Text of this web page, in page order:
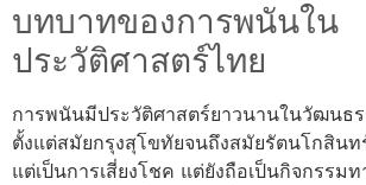
บทบาทของการพนันใน
ประวัติศาสตร์ไทย
การพนันมีประวัติศาสตร์ยาวนานในวัฒนธร
ตั้งแต่สมัยกรุงสุโขทัยจนถึงสมัยรัตนโกสินท
แต่เป็นการเสี่ยงโชค แต่ยังถือเป็นกิจกรรม